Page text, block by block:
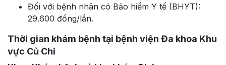
Đối với bệnh nhân có Bảo hiểm Y tế (BHYT):
29.600 đồng/lần.
Thời gian khám bệnh tại bệnh viện Đa khoa Khu
vực Củ Chi